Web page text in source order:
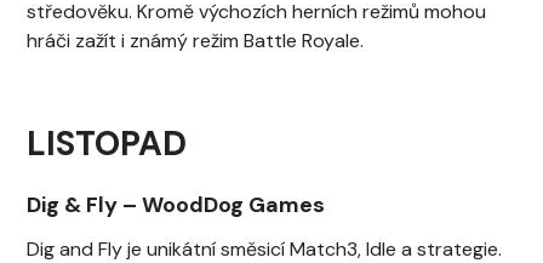
středověku. Kromě výchozích herních režimů mohou
hráči zažít i známý režim Battle Royale.
LISTOPAD
Dig & Fly – WoodDog Games
Dig and Fly je unikátní směsicí Match3, Idle a strategie.